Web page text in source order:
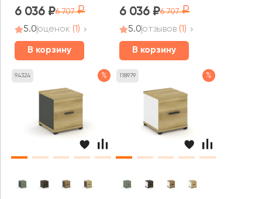
6 036 6 707
5.0оценок (1)
В корзину
6 036 6 707
5.0отзывов (1)
В корзину
94324 % 118979 %